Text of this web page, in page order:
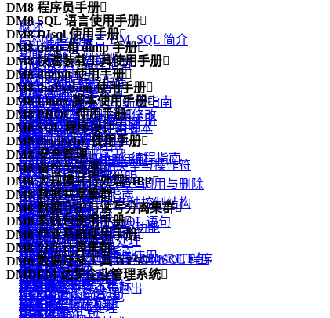
DM8 程序员手册
概述
DPI 编程指南
DM ODBC 编程指南
DM JDBC 编程指南
.NET Data Provider 编程指南
DM PHP 编程指南
DM FLDR 编程指南
DM DEXP/DIMP JNI编程指南
Logmnr 接口使用说明
DM Node.js 编程指南
DM Go 编程指南
DM XA 编程指南
DM R2DBC编程指南
附录
DM8 SQL 语言使用手册
结构化查询语言 DM_SQL 简介
手册中的示例说明
数据定义语句
数据查询语句
数据的插入、删除和修改
视图
物化视图
函数
一致性和并发性
外部函数
包
类类型
自定义类型
触发器
同义词
DM8 DIsql 使用手册
功能简介
DIsql 入门
DIsql 环境变量设置
DIsql 常用命令
如何在 DIsql 中使用脚本
DM8 dexp 和 dimp 手册
功能简介
dexp 逻辑导出
dimp 逻辑导入
dexp 和 dimp 应用实例
升级和降级
DM8 快速装载工具使用手册
概述
dmfldr 入门
dmfldr 实战
dmldrp和dmldrc入门
dmldrp和dmldrc实战
DM8 dminit 使用手册
功能简介
使用 dminit
查看 dminit 参数
dminit 参数详解
dminit 高级主题
DM8 dmPython 使用手册
dmPython 简介
dmPython 安装
dmPython 接口详解
dmDjango 驱动
dmSQLAlchemy 方言包
DBUtils 包
dmAsync 包
dmPython_pool 包
DM8 Linux 脚本使用手册
DM8 Linux 脚本使用手册
DM8 PROC 使用手册
概述
预编译概念
嵌入式程序的组成
Oracle 兼容
DB2 兼容
DM 嵌入式 SQL 高级功能
PRO*C 程序实例
附录
DM8 SQL 程序设计
概述
DMSQL 程序数据类型与操作符
DMSQL 程序的定义、调用与删除
DMSQL 程序中的各种控制结构
DMSQL 程序中的 SQL 语句
DMSQL 程序异常处理
基于 C、JAVA 语法的 DMSQL 程序
DMSQL 程序调试
DM8 dmdbchk 使用手册
DM8 dmdbchk 使用手册
DM8 安全管理
概述
用户标识与鉴别
自主访问控制
强制访问控制
审计
通信加密
存储加密
加密引擎
DM8 备份与还原
备份还原简介
备份还原原理
备份还原实战
DM8 大规模并行处理MPP
引言
概述
基本概念与原理
DM MPP 环境搭建与使用
DM MPP 主备系统
DM MPP 系统管理
动态视图
DM8 数据共享集群
DMDSC 概述
DMDSC 使用的环境
DMDSC 关键技术
DMCSS 介绍
DMDSC 的启动与退出
DMDSC 故障处理
DM8 数据守护与读写分离集群
概述
守护进程
监视器
配置文件说明
数据守护使用说明
DM8 系统包使用手册
概述
DBMS_ADVANCED_REWRITE包
DBMS_ALERT 包
DBMS_BINARY 包
DM8 作业系统使用手册
功能简介
创建作业环境
操作员
作业
DM8 分布计算集群
DMDPC 概述
基本概念和技术指标
DMDPC使用须知
DM8 数据迁移工具 DTS
DTS 功能简介
DTS 入门
DMDEM 达梦企业管理系统
使用手册
版本说明